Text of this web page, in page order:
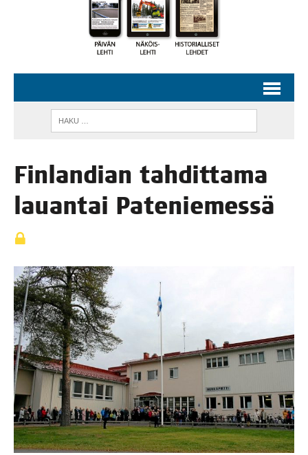
Fin­lan­dian tah­dit­ta­ma
lau­an­tai Pateniemessä